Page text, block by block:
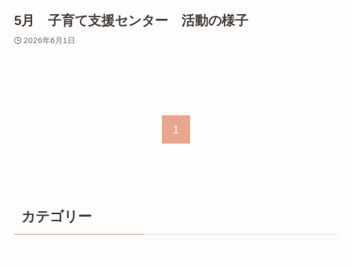
5月 子育て支援センター 活動の様子
2026年6月1日
1
カテゴリー